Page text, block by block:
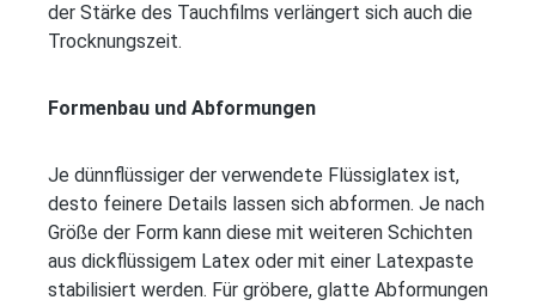
der Stärke des Tauchfilms verlängert sich auch die
Trocknungszeit.
Formenbau und Abformungen
Je dünnflüssiger der verwendete Flüssiglatex ist,
desto feinere Details lassen sich abformen. Je nach
Größe der Form kann diese mit weiteren Schichten
aus dickflüssigem Latex oder mit einer Latexpaste
stabilisiert werden. Für gröbere, glatte Abformungen